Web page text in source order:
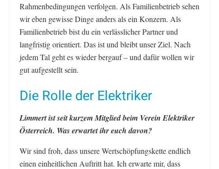
Rahmenbedingungen verfolgen. Als Familienbetrieb sehen
wir eben gewisse Dinge anders als ein Konzern. Als
Familienbetrieb bist du ein verlässlicher Partner und
langfristig orientiert. Das ist und bleibt unser Ziel. Nach
jedem Tal geht es wieder bergauf – und dafür wollen wir
gut aufgestellt sein.
Die Rolle der Elektriker
Limmert ist seit kurzem Mitglied beim Verein Elektriker
Österreich. Was erwartet ihr euch davon?
Wir sind froh, dass unsere Wertschöpfungskette endlich
einen einheitlichen Auftritt hat. Ich erwarte mir, dass